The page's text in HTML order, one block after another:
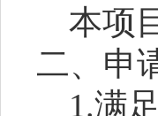
本项
二、申
1.满